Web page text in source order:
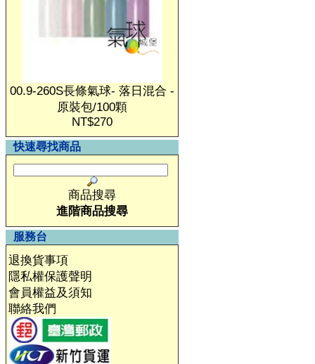
00.9-260S長條氣球- 落日混合 -
原裝包/100顆
NT$270
快速尋找商品
商品搜尋
進階商品搜尋
服務台
退換貨事項
隱私權保護聲明
會員權益及須知
聯絡我們